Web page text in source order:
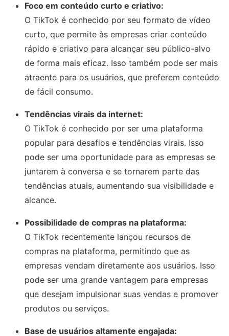
Foco em conteúdo curto e criativo:
O TikTok é conhecido por seu formato de vídeo
curto, que permite às empresas criar conteúdo
rápido e criativo para alcançar seu público-alvo
de forma mais eficaz. Isso também pode ser mais
atraente para os usuários, que preferem conteúdo
de fácil consumo.
Tendências virais da internet:
O TikTok é conhecido por ser uma plataforma
popular para desafios e tendências virais. Isso
pode ser uma oportunidade para as empresas se
juntarem à conversa e se tornarem parte das
tendências atuais, aumentando sua visibilidade e
alcance.
Possibilidade de compras na plataforma:
O TikTok recentemente lançou recursos de
compras na plataforma, permitindo que as
empresas vendam diretamente aos usuários. Isso
pode ser uma grande vantagem para empresas
que desejam impulsionar suas vendas e promover
produtos ou serviços.
Base de usuários altamente engajada: